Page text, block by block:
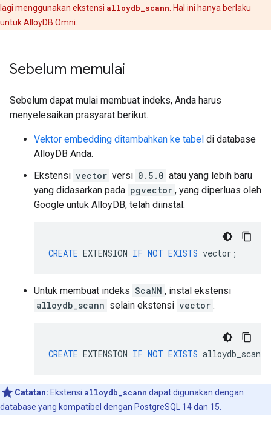
lagi menggunakan ekstensi alloydb_scann . Hal ini hanya berlaku
untuk AlloyDB Omni.
Sebelum memulai
Sebelum dapat mulai membuat indeks, Anda harus
menyelesaikan prasyarat berikut.
Vektor embedding ditambahkan ke tabel di database
AlloyDB Anda.
Ekstensi vector versi 0.5.0 atau yang lebih baru
yang didasarkan pada pgvector , yang diperluas oleh
Google untuk AlloyDB, telah diinstal.
CREATE EXTENSION IF NOT EXISTS vector ;
Untuk membuat indeks ScaNN , instal ekstensi
alloydb_scann selain ekstensi vector .
CREATE EXTENSION IF NOT EXISTS alloydb_scann
Catatan: Ekstensi alloydb_scann dapat digunakan dengan
database yang kompatibel dengan PostgreSQL 14 dan 15.